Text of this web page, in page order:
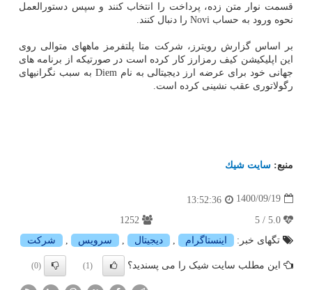
قسمت نوار متن زده، پرداخت را انتخاب کنند و سپس دستورالعمل
نحوه ورود به حساب Novi را دنبال کنند.
بر اساس گزارش رویترز، شرکت متا پلتفرمز ماههای متوالی روی
این اپلیکیشن کیف رمزارز کار کرده است در صورتیکه از برنامه های
جهانی خود برای عرضه ارز دیجیتالی به نام Diem به سبب نگرانیهای
رگولاتوری عقب نشینی کرده است.
منبع: سایت شیك
1400/09/19
13:52:36
تگهای خبر:
اینستاگرام دیجیتال سرویس شركت
این مطلب سایت شیک را می پسندید؟ (1)
(0)